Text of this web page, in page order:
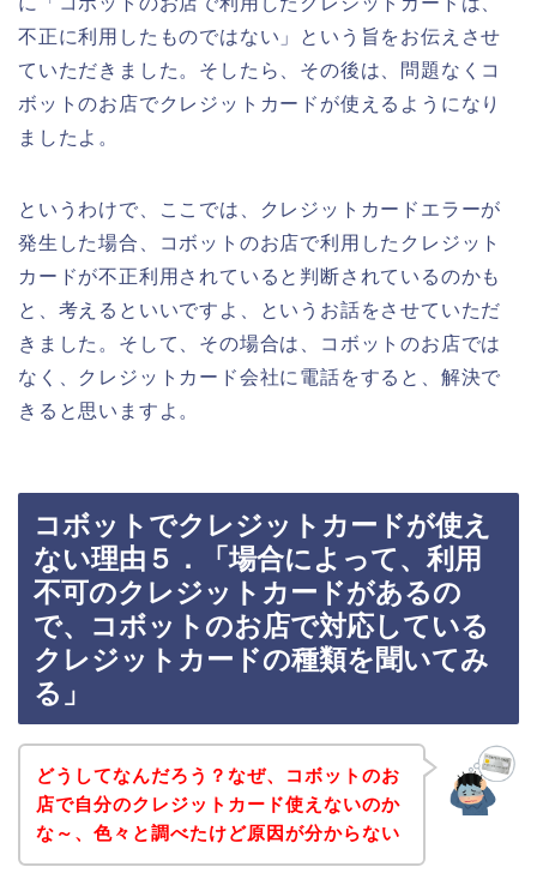
不正に利用したものではない」という旨をお伝えさせ
ていただきました。そしたら、その後は、問題なくコ
ボットのお店でクレジットカードが使えるようになり
ましたよ。
というわけで、ここでは、クレジットカードエラーが
発生した場合、コボットのお店で利用したクレジット
カードが不正利用されていると判断されているのかも
と、考えるといいですよ、というお話をさせていただ
きました。そして、その場合は、コボットのお店では
なく、クレジットカード会社に電話をすると、解決で
きると思いますよ。
コボットでクレジットカードが使え
ない理由５．「場合によって、利用
不可のクレジットカードがあるの
で、コボットのお店で対応している
クレジットカードの種類を聞いてみ
る」
どうしてなんだろう？なぜ、コボットのお
店で自分のクレジットカード使えないのか
な～、色々と調べたけど原因が分からない